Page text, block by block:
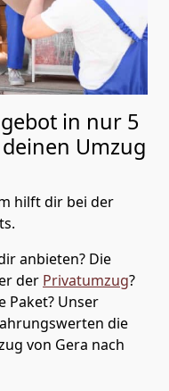
in nur 5
Umzug
hilft dir bei der
anbieten? Die
der Privatumzug?
Paket? Unser
die
von Gera nach